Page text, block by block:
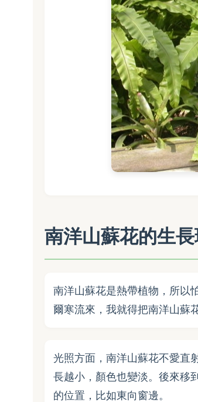
南洋山蘇花的生
南洋山蘇花是熱帶植物，所以
爾寒流來，我就得把南洋山蘇
光照方面，南洋山蘇花不愛直
長越小，顏色也變淡。後來移
的位置，比如東向窗邊。